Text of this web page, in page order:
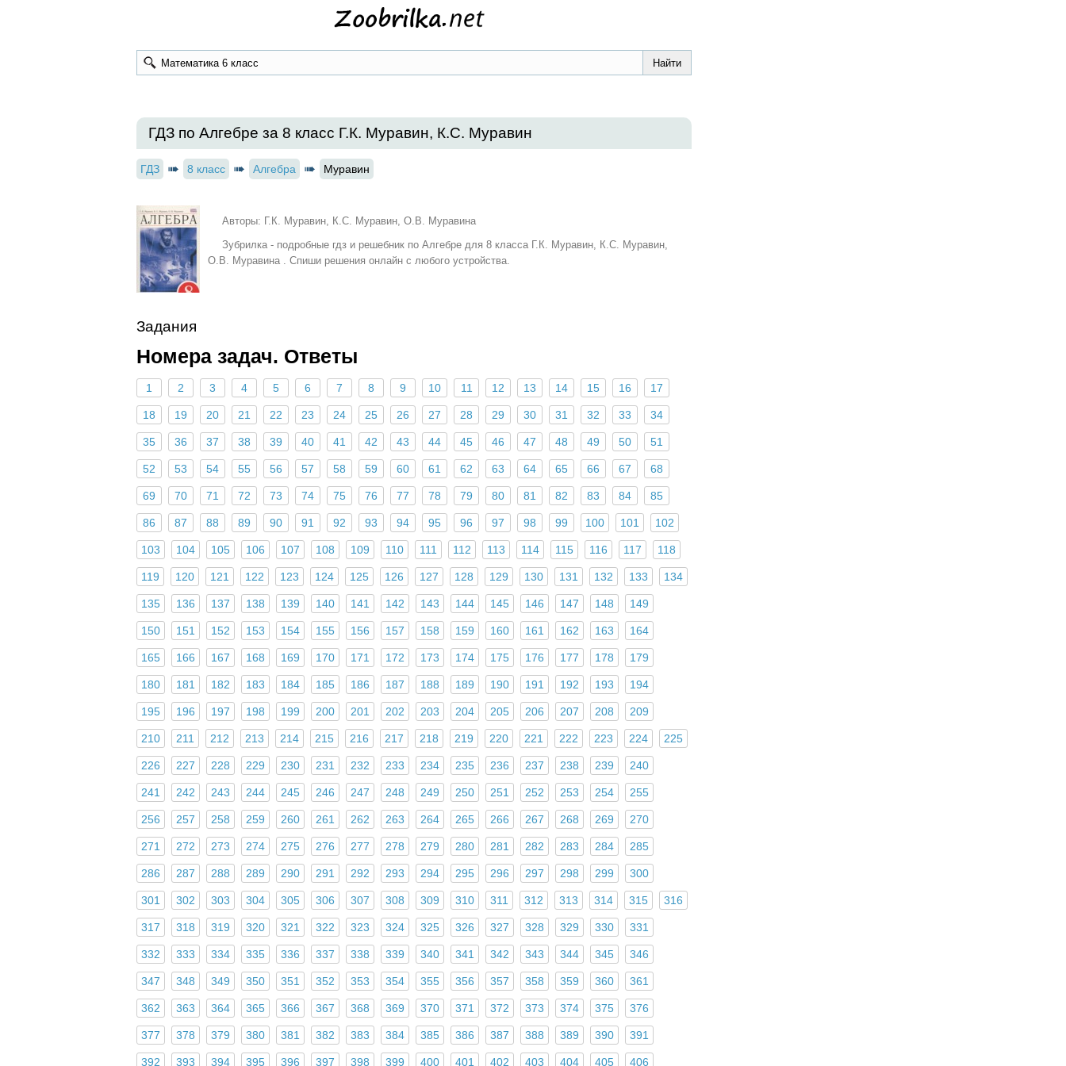
ГДЗ по Алгебре за 8 класс Г.К. Муравин, К.С. Муравин
ГДЗ 8 класс Алгебра Муравин
Авторы: Г.К. Муравин, К.С. Муравин, О.В. Муравина
Зубрилка - подробные гдз и решебник по Алгебре для 8 класса Г.К. Муравин, К.С. Муравин,
О.В. Муравина . Спиши решения онлайн с любого устройства.
Задания
Номера задач. Ответы
1 2 3 4 5 6 7 8 9 10 11 12 13 14 15 16 17
18 19 20 21 22 23 24 25 26 27 28 29 30 31 32 33 34
35 36 37 38 39 40 41 42 43 44 45 46 47 48 49 50 51
52 53 54 55 56 57 58 59 60 61 62 63 64 65 66 67 68
69 70 71 72 73 74 75 76 77 78 79 80 81 82 83 84 85
86 87 88 89 90 91 92 93 94 95 96 97 98 99 100 101 102
103 104 105 106 107 108 109 110 111 112 113 114 115 116 117 118
119 120 121 122 123 124 125 126 127 128 129 130 131 132 133 134
135 136 137 138 139 140 141 142 143 144 145 146 147 148 149
150 151 152 153 154 155 156 157 158 159 160 161 162 163 164
165 166 167 168 169 170 171 172 173 174 175 176 177 178 179
180 181 182 183 184 185 186 187 188 189 190 191 192 193 194
195 196 197 198 199 200 201 202 203 204 205 206 207 208 209
210 211 212 213 214 215 216 217 218 219 220 221 222 223 224 225
226 227 228 229 230 231 232 233 234 235 236 237 238 239 240
241 242 243 244 245 246 247 248 249 250 251 252 253 254 255
256 257 258 259 260 261 262 263 264 265 266 267 268 269 270
271 272 273 274 275 276 277 278 279 280 281 282 283 284 285
286 287 288 289 290 291 292 293 294 295 296 297 298 299 300
301 302 303 304 305 306 307 308 309 310 311 312 313 314 315 316
317 318 319 320 321 322 323 324 325 326 327 328 329 330 331
332 333 334 335 336 337 338 339 340 341 342 343 344 345 346
347 348 349 350 351 352 353 354 355 356 357 358 359 360 361
362 363 364 365 366 367 368 369 370 371 372 373 374 375 376
377 378 379 380 381 382 383 384 385 386 387 388 389 390 391
392 393 394 395 396 397 398 399 400 401 402 403 404 405 406